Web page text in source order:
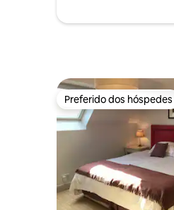
Preferido dos hóspedes
Preferido dos hóspedes